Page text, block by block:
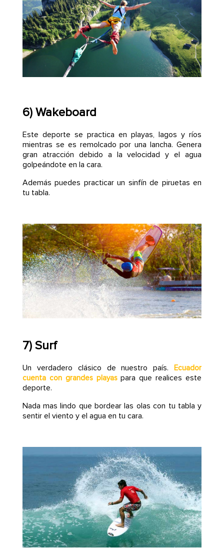
6) Wakeboard
Este deporte se practica en playas, lagos y ríos
mientras se es remolcado por una lancha. Genera
gran atracción debido a la velocidad y el agua
golpeándote en la cara.
Además puedes practicar un sinfín de piruetas en
tu tabla.
7) Surf
Un verdadero clásico de nuestro país.Ecuador
cuenta con grandes playaspara que realices este
deporte.
Nada mas lindo que bordear las olas con tu tabla y
sentir el viento y el agua en tu cara.